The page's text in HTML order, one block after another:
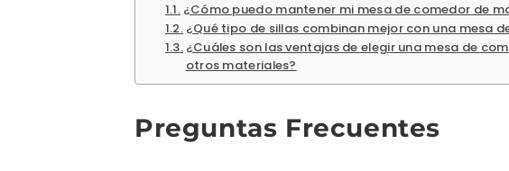
¿Cómo puedo mantener mi mesa de comedor de
¿Qué tipo de sillas combinan mejor con una mesa
¿Cuáles son las ventajas de elegir una mesa de
otros materiales?
Preguntas Frecuentes